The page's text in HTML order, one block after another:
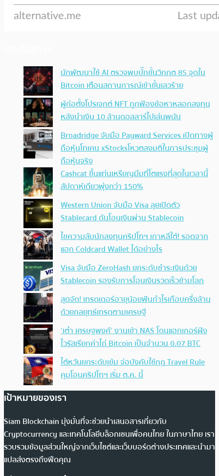
นักพัฒนาใช้ AI ตรวจพบบั๊กขั้นวิกฤต 85 จุดใน
Bitcoin เตือนสถานการณ์เข้าขั้นเลวร้าย
ผู้ก่อตั้งโปรเจกต์ NFT ถูกฟ้องข้อหาหลอกลงทุน
หลังนำเงิน 10 ล้านดอลลาร์ไปเล่นพนัน
Broadridge จับมือ Payward Services เปิดทางผู้
ถือหุ้นโทเคน xStocksโหวตลงมติในการประชุมผู้
ถือหุ้นจริง
Cashcat ขึ้นแท่นเหรียญมีมที่โตแรงที่สุดในเวลานี้
สัปดาห์เดียวพุ่งกว่า 150%
Western Union จับมือ Visa ลุยเปิดตัว
Stablecard ดันโอนเงินผ่าน Stablecoin
ไขความลับนักลงทุนคริปโทฯ เกาหลีใต้! รอดจาก
แฮก Coldcard Wallet ได้อย่างไร
Visa จับมือ ZeroHash ยกระดับชำระเงินด้วย
Stablecoin รองรับการโอนเงินรวดเร็วข้ามโลก
สุดจัด! เทรดเดอร์อายุน้อยฟันกำไรเกือบครึ่งล้าน
ด้วยกลยุทธ์เทรดตามเศรษฐี
‘เต๋า เศรษฐพงศ์’ งานเข้า NAS โดนแฮกเกอร์ฝัง
ไวรัสเรียกค่าไถ่ Bitcoin เป็นจำนวน 0.07 BTC
ไต้หวันยกระดับเข้ม จ่อบังคับใช้กฏ Travel Rule
คุมโอนคริปโทฯ เริ่ม ต.ค. นี้
เป้าหมายของเรา
Siam Blockchain มุ่งมั่นที่จะช่วยนำเสนอสารเกี่ยวกับ
Cryptocurrency และเทคโนโลยีบล็อกเชนเพื่อคนไทย ในภาษาไทย เรา
รวบรวมข้อมูลส่วนใหญ่จากเว็บไซต์และเว็บบอร์ดต่างประเทศและนำมา
แปลส่งตรงถึงฟีดคุณ